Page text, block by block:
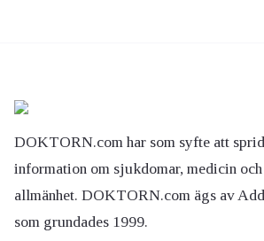
DOKTORN.com har som syfte att
information om sjukdomar, medicin
allmänhet. DOKTORN.com ägs av
som grundades 1999.